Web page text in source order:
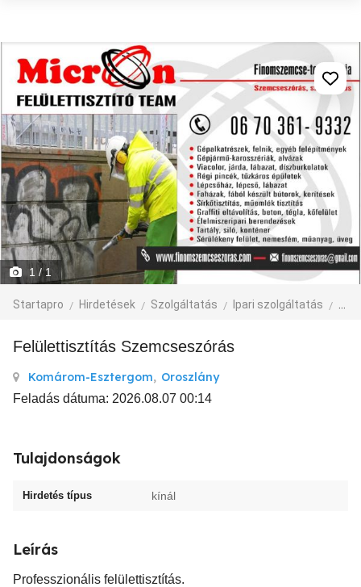
1 / 1
Startapro Hirdetések Szolgáltatás Ipari szolgáltatás
Felülettisztítás Szemcseszórás
Komárom-Esztergom, Oroszlány
Feladás dátuma: 2026.08.07 00:14
Tulajdonságok
Hirdetés típus kínál
Leírás
Professzionális felülettisztítás.